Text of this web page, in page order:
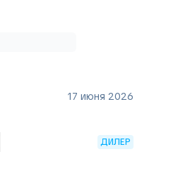
17 июня 2026
ДИЛЕР